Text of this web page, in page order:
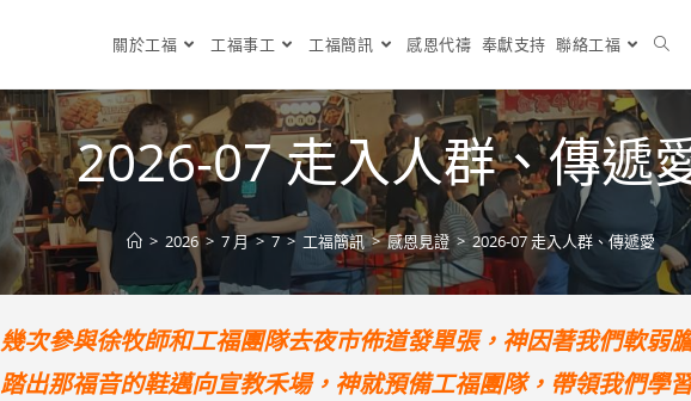
關於工福 工福事工 工福簡訊 感恩代禱 奉獻支持 聯絡工福
2026-07 走入人群、傳遞
> 2026 > 7 月 > 7 > 工福簡訊 > 感恩見證 > 2026-07 走入人群、傳遞愛
幾次參與徐牧師和工福團隊去夜市佈道發單張，神因著我們軟弱
踏出那福音的鞋邁向宣教禾場，神就預備工福團隊，帶領我們學